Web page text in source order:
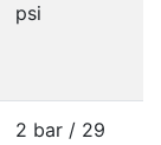
psi
2 bar / 29